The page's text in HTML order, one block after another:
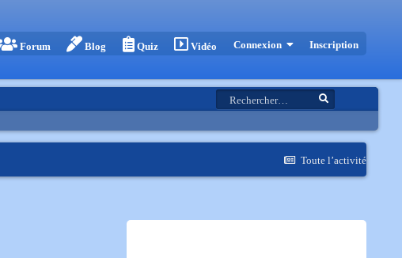
Forum Blog Quiz Vidéo Connexion Inscription
Toute l’activité